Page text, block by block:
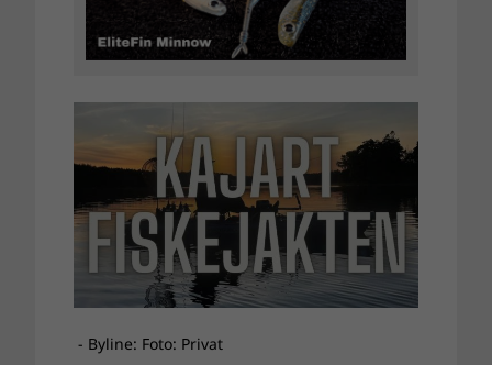
- Byline: Foto: Privat